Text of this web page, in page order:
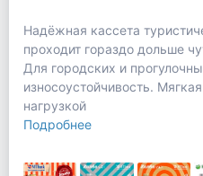
Надёжная кассета
проходит гораздо дольше
Для городских и
износоустойчивость.
нагрузкой
Подробнее